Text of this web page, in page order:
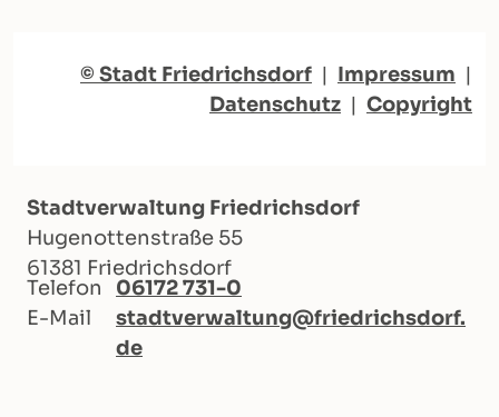
© Stadt Friedrichsdorf | Impressum |
Datenschutz | Copyright
Stadtverwaltung Friedrichsdorf
Hugenottenstraße 55
61381 Friedrichsdorf
Telefon
06172 731-0
E-Mail
stadtverwaltung@friedrichsdorf.
de